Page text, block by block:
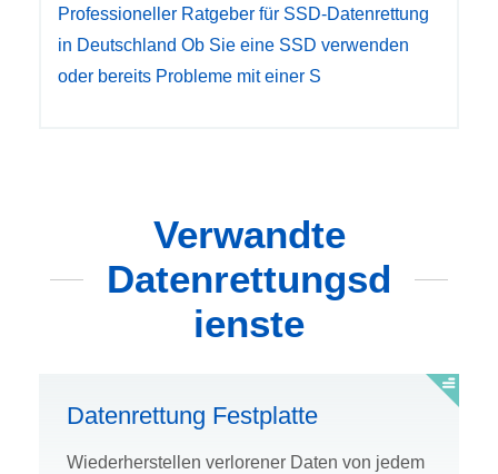
Professioneller Ratgeber für SSD-Datenrettung
in Deutschland Ob Sie eine SSD verwenden
oder bereits Probleme mit einer S
Verwandte
Datenrettungsd
ienste
Datenrettung Festplatte
Wiederherstellen verlorener Daten von jedem